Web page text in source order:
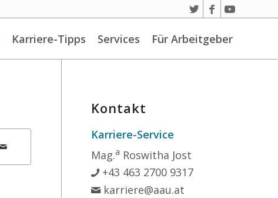
Karriere-Tipps Services Für Arbeitgeber
Kontakt
Karriere-Service
Mag.a Roswitha Jost
+43 463 2700 9317
karriere@aau.at